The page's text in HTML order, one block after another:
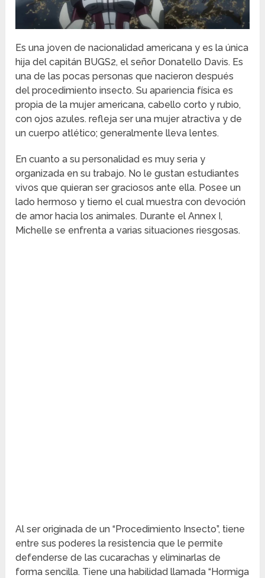
Es una joven de nacionalidad americana y es la única
hija del capitán BUGS2, el señor Donatello Davis. Es
una de las pocas personas que nacieron después
del procedimiento insecto. Su apariencia física es
propia de la mujer americana, cabello corto y rubio,
con ojos azules. refleja ser una mujer atractiva y de
un cuerpo atlético; generalmente lleva lentes.
En cuanto a su personalidad es muy seria y
organizada en su trabajo. No le gustan estudiantes
vivos que quieran ser graciosos ante ella. Posee un
lado hermoso y tierno el cual muestra con devoción
de amor hacia los animales. Durante el Annex I,
Michelle se enfrenta a varias situaciones riesgosas.
Al ser originada de un “Procedimiento Insecto”, tiene
entre sus poderes la resistencia que le permite
defenderse de las cucarachas y eliminarlas de
forma sencilla. Tiene una habilidad llamada “Hormiga